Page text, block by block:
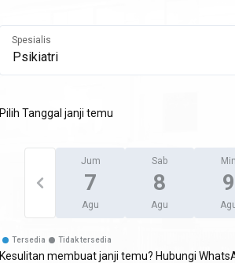
Spesialis
Pilih Tanggal janji temu
Jum
7
Agu
Sab
8
Agu
Min
9
Tersedia Tidak tersedia
Kesulitan membuat janji temu? Hubungi